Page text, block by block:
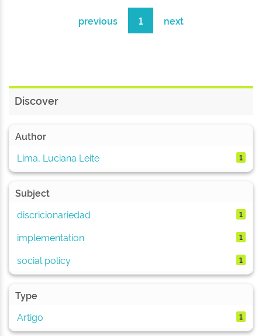
previous 1 next
Discover
Author
Lima, Luciana Leite
1
Subject
discricionariedad
1
implementation 1
social policy 1
Type
Artigo
1